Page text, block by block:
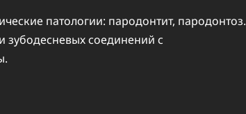
патологии: пародонтит, пародонтоз.
зубодесневых соединений с